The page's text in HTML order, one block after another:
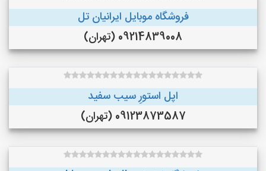
فروشگاه موبایل ایرانیان تل
09214839008 (تهران)
اپل استورِ سیب سفید
09123873587 (تهران)